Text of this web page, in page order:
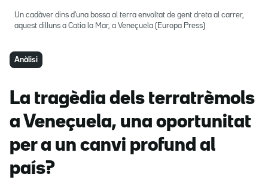
Un cadàver dins d'una bossa al terra envoltat de gent dreta al carrer,
aquest dilluns a Catia la Mar, a Veneçuela (Europa Press)
Anàlisi
La tragèdia dels terratrèmols
a Veneçuela, una oportunitat
per a un canvi profund al
país?